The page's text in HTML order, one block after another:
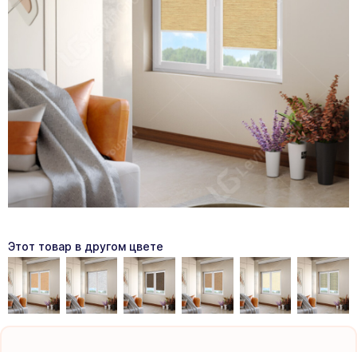
Этот товар в другом цвете